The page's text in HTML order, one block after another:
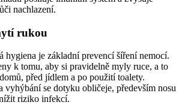
nachlazení.
rukou
hygiena je základní prevencí šíření nemocí.
k tomu, aby si pravidelně myly ruce, a to
před jídlem a po použití toalety.
vyhýbání se dotyku obličeje, především nosu
riziko infekcí.